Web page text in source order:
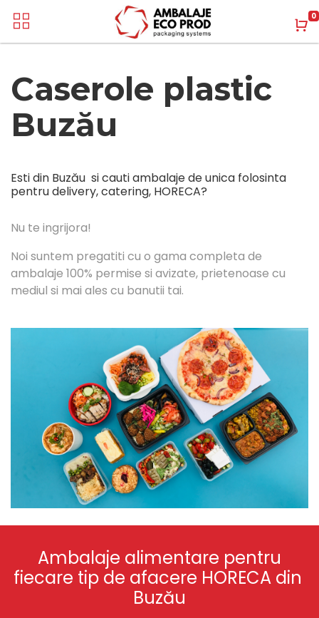
0
Caserole plastic
Buzău
Esti din Buzău si cauti ambalaje de unica folosinta
pentru delivery, catering, HORECA?
Nu te ingrijora!
Noi suntem pregatiti cu o gama completa de
ambalaje 100% permise si avizate, prietenoase cu
mediul si mai ales cu banutii tai.
Ambalaje alimentare pentru
fiecare tip de afacere HORECA din
Buzău